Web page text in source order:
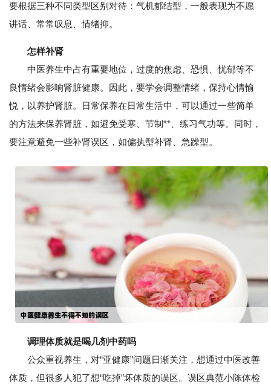
要根据三种不同类型区别对待：气机郁结型，一般表现为不愿
讲话、常常叹息、情绪抑。
怎样补肾
中医养生中占有重要地位，过度的焦虑、恐惧、忧郁等不
良情绪会影响肾脏健康。因此，要学会调整情绪，保持心情愉
悦，以养护肾脏。日常保养在日常生活中，可以通过一些简单
的方法来保养肾脏，如避免受寒、节制**、练习气功等。同时，
要注意避免一些补肾误区，如偏执型补肾、急躁型。
调理体质就是喝几剂中药吗
公众重视养生，对“亚健康”问题日渐关注，想通过中医改善
体质，但很多人犯了想“吃掉”坏体质的误区。误区典范小陈体检